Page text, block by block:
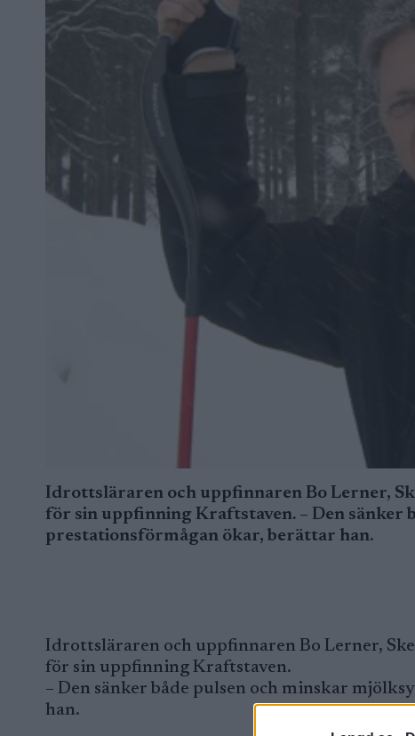
Idrottsläraren och uppfinnaren Bo Lerner,
för sin uppfinning Kraftstaven. – Den sänker
prestationsförmågan ökar, berättar han.
Idrottsläraren och uppfinnaren Bo Lerner,
för sin uppfinning Kraftstaven.
– Den sänker både pulsen och minskar
han.